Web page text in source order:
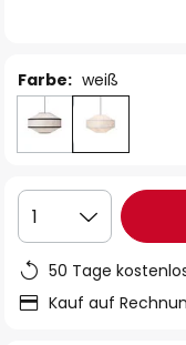
Farbe: weiß
1
50 Tage
Kauf auf